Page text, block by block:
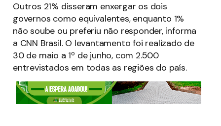
Outros 21% disseram enxergar os dois
governos como equivalentes, enquanto 1%
não soube ou preferiu não responder, informa
a CNN Brasil. O levantamento foi realizado de
30 de maio a 1º de junho, com 2.500
entrevistados em todas as regiões do país.